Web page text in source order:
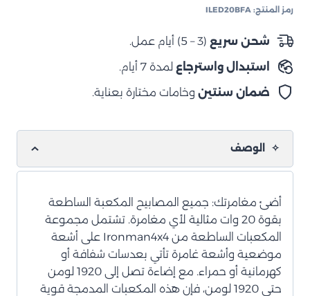
واط،
شعاع
–
70
مصباح)
كهرماني
رمز المنتج: ILED20BFA
شحن سريع (3 – 5) أيام عمل.
استبدال واسترجاع لمدة 7 أيام.
ضمان سنتين وخامات مختارة بعناية.
الوصف
أضئ مغامرتك: جميع المصابيح المكعبة الساطعة
بقوة 20 وات مثالية لأي مغامرة. تشتمل مجموعة
المكعبات الساطعة من Ironman4x4 على أشعة
موضعية وأشعة غامرة تأتي بعدسات شفافة أو
كهرمانية أو حمراء. مع إضاءة تصل إلى 1920 لومن
حتى 1920 لومن، فإن هذه المكعبات المدمجة قوية